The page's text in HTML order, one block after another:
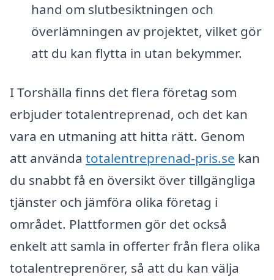
hand om slutbesiktningen och
överlämningen av projektet, vilket gör
att du kan flytta in utan bekymmer.
I Torshälla finns det flera företag som
erbjuder totalentreprenad, och det kan
vara en utmaning att hitta rätt. Genom
att använda totalentreprenad-pris.se kan
du snabbt få en översikt över tillgängliga
tjänster och jämföra olika företag i
området. Plattformen gör det också
enkelt att samla in offerter från flera olika
totalentreprenörer, så att du kan välja